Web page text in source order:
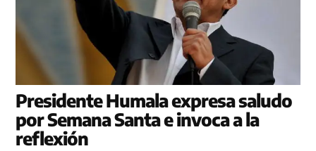
Presidente Humala expresa saludo
por Semana Santa e invoca a la
reflexión